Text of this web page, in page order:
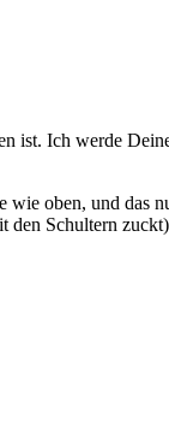
Ich werde
oben, und
den Schultern